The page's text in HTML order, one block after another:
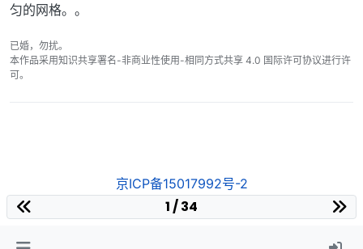
匀的网格。。
已婚，勿扰。
本作品采用知识共享署名-非商业性使用-相同方式共享 4.0 国际许可协议进行许
可。
京ICP备15017992号-2
1 / 34